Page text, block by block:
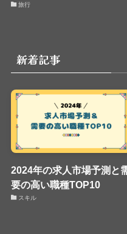
旅行
新着記事
2024年の求人市場予測と
要の高い職種TOP10
スキル